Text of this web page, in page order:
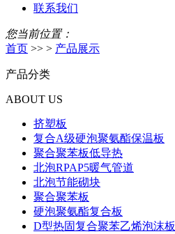
联系我们
您当前位置：
首页 >> > 产品展示
产品分类
ABOUT US
挤塑板
复合A级硬泡聚氨酯保温板
聚合聚苯板低导热
北泡RPAP5暖气管道
北泡节能砌块
聚合聚苯板
硬泡聚氨酯复合板
D型热固复合聚苯乙烯泡沫板